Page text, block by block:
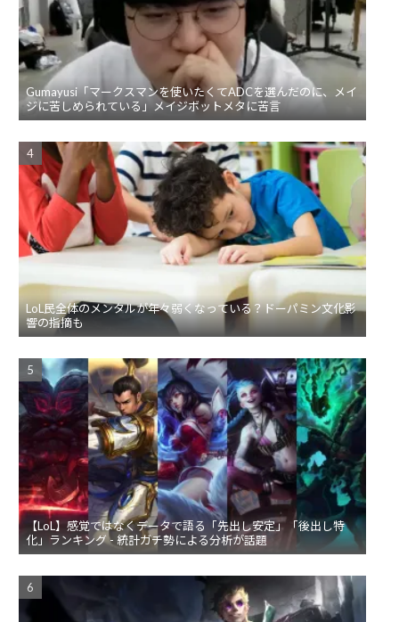
Gumayusi「マークスマンを使いたくてADCを選んだのに、メイ
ジに苦しめられている」メイジボットメタに苦言
LoL民全体のメンタルが年々弱くなっている？ドーパミン文化影
響の指摘も
【LoL】感覚ではなくデータで語る「先出し安定」「後出し特
化」ランキング - 統計ガチ勢による分析が話題